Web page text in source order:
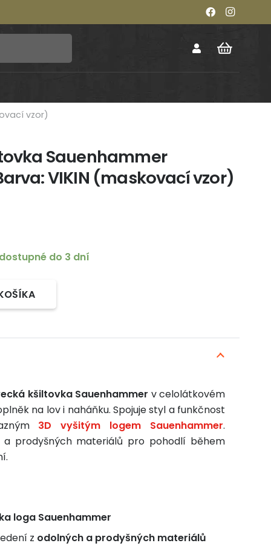
vzor)
Sauenhammer
VIKIN (maskovací vzor)
do 3 dní
kšiltovka Sauenhammer v celolátkovém
na lov i naháňku. Spojuje styl a funkčnost
3D vyšitým logem Sauenhammer.
a prodyšných materiálů pro pohodlí během
loga Sauenhammer
z odolných a prodyšných materiálů